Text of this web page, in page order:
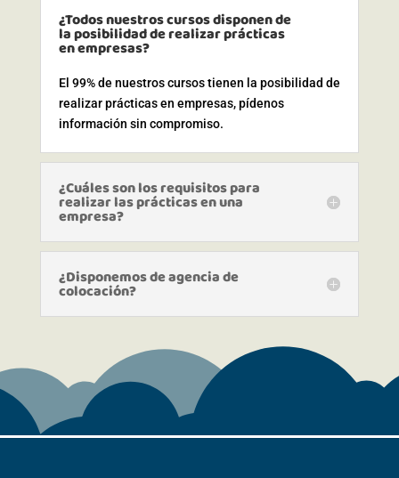
¿Todos nuestros cursos disponen de
la posibilidad de realizar prácticas
en empresas?
El 99% de nuestros cursos tienen la posibilidad de
realizar prácticas en empresas, pídenos
información sin compromiso.
¿Cuáles son los requisitos para
realizar las prácticas en una
empresa?
¿Disponemos de agencia de
colocación?